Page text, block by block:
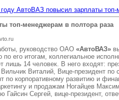
АвтоВАЗ повысил зарплаты
топ-менеджерам в полтора раза
руководство ОАО «АвтоВАЗ»
по его итогам, коллегиальное
лишь 14 человек. В него входят:
Виталий, Вице-президент
по корпоративному развитию и
и продажам Ногайцев
Гайсин Сергей, вице-президент,